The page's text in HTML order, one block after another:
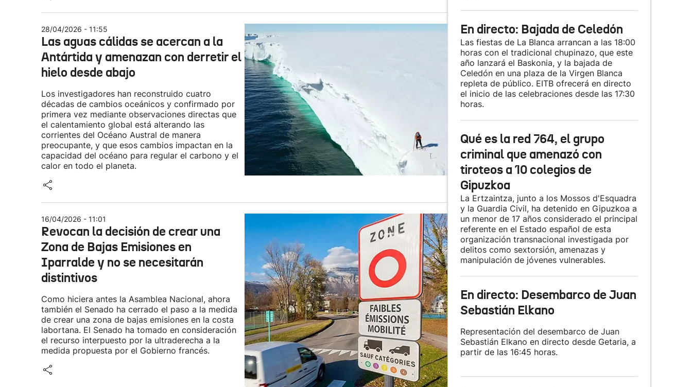
28/04/2026 - 11:55
Las aguas cálidas se acercan a la
Antártida y amenazan con derretir el
hielo desde abajo
Los investigadores han reconstruido cuatro
décadas de cambios oceánicos y confirmado por
primera vez mediante observaciones directas que
el calentamiento global está alterando las
corrientes del Océano Austral de manera
preocupante, y que esos cambios impactan en la
capacidad del océano para regular el carbono y el
calor en todo el planeta.
16/04/2026 - 11:01
Revocan la decisión de crear una
Zona de Bajas Emisiones en
Iparralde y no se necesitarán
distintivos
Como hiciera antes la Asamblea Nacional, ahora
también el Senado ha cerrado el paso a la medida
de crear una zona de bajas emisiones en la costa
labortana. El Senado ha tomado en consideración
el recurso interpuesto por la ultraderecha a la
medida propuesta por el Gobierno francés.
En directo: Bajada de Celedón
Las fiestas de La Blanca arrancan a las 18:00
horas con el tradicional chupinazo, que este
año lanzará el Baskonia, y la bajada de
Celedón en una plaza de la Virgen Blanca
repleta de público. EITB ofrecerá en directo
el inicio de las celebraciones desde las 17:30
horas.
Qué es la red 764, el grupo
criminal que amenazó con
tiroteos a 10 colegios de
Gipuzkoa
La Ertzaintza, junto a los Mossos d'Esquadra
y la Guardia Civil, ha detenido en Gipuzkoa a
un menor de 17 años considerado el principal
referente en el Estado español de esta
organización transnacional investigada por
delitos como sextorsión, amenazas y
manipulación de jóvenes vulnerables.
En directo: Desembarco de Juan
Sebastián Elkano
Representación del desembarco de Juan
Sebastián Elkano en directo desde Getaria, a
partir de las 16:45 horas.